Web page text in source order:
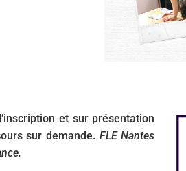
et sur présentation
sur demande. FLE Nantes